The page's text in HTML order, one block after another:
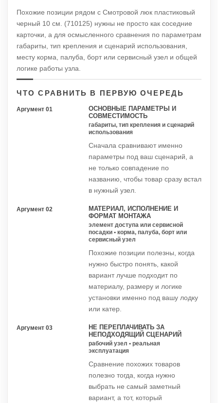
Похожие позиции рядом с Смотровой люк пластиковый
черный 10 см. (710125) нужны не просто как соседние
карточки, а для осмысленного сравнения по параметрам
габариты, тип крепления и сценарий использования,
месту корма, палуба, борт или сервисный узел и общей
логике работы узла.
ЧТО СРАВНИТЬ В ПЕРВУЮ ОЧЕРЕДЬ
Аргумент 01
ОСНОВНЫЕ ПАРАМЕТРЫ И
СОВМЕСТИМОСТЬ
габариты, тип крепления и сценарий
использования
Сначала сравнивают именно
параметры под ваш сценарий, а
не только совпадение по
названию, чтобы товар сразу встал
в нужный узел.
Аргумент 02
МАТЕРИАЛ, ИСПОЛНЕНИЕ И
ФОРМАТ МОНТАЖА
элемент доступа или сервисной
посадки • корма, палуба, борт или
сервисный узел
Похожие позиции полезны, когда
нужно быстро понять, какой
вариант лучше подходит по
материалу, размеру и логике
установки именно под вашу лодку
или катер.
Аргумент 03
НЕ ПЕРЕПЛАЧИВАТЬ ЗА
НЕПОДХОДЯЩИЙ СЦЕНАРИЙ
рабочий узел • реальная
эксплуатация
Сравнение похожих товаров
полезно тогда, когда нужно
выбрать не самый заметный
вариант, а тот, который